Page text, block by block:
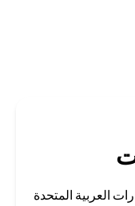
المتحدة